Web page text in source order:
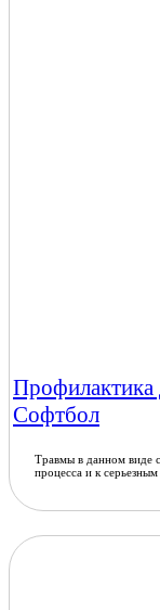
Профилактика
Софтбол
Травмы в данном виде
процесса и к